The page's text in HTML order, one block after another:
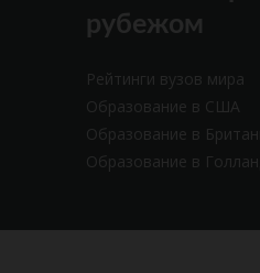
рубежом
Рейтинги вузов мира
Образование в США
Образование в
Образование в